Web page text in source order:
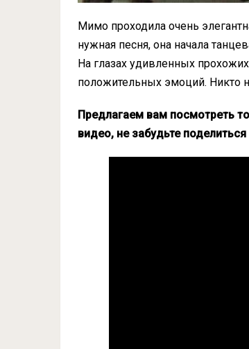
Мимо проходила очень
нужная песня, она начала
На глазах удивленных
положительных эмоций. Никто
Предлагаем вам посмотреть
видео, не забудьте